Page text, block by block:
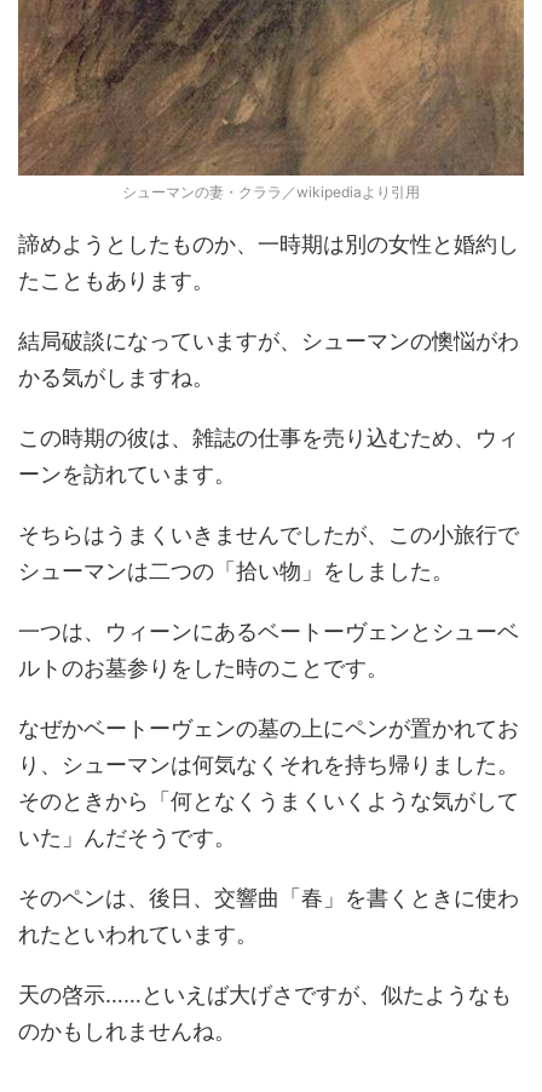
シューマンの妻・クララ／wikipediaより引用
諦めようとしたものか、一時期は別の女性と婚約し
たこともあります。
結局破談になっていますが、シューマンの懊悩がわ
かる気がしますね。
この時期の彼は、雑誌の仕事を売り込むため、ウィ
ーンを訪れています。
そちらはうまくいきませんでしたが、この小旅行で
シューマンは二つの「拾い物」をしました。
一つは、ウィーンにあるベートーヴェンとシューベ
ルトのお墓参りをした時のことです。
なぜかベートーヴェンの墓の上にペンが置かれてお
り、シューマンは何気なくそれを持ち帰りました。
そのときから「何となくうまくいくような気がして
いた」んだそうです。
そのペンは、後日、交響曲「春」を書くときに使わ
れたといわれています。
天の啓示……といえば大げさですが、似たようなも
のかもしれませんね。